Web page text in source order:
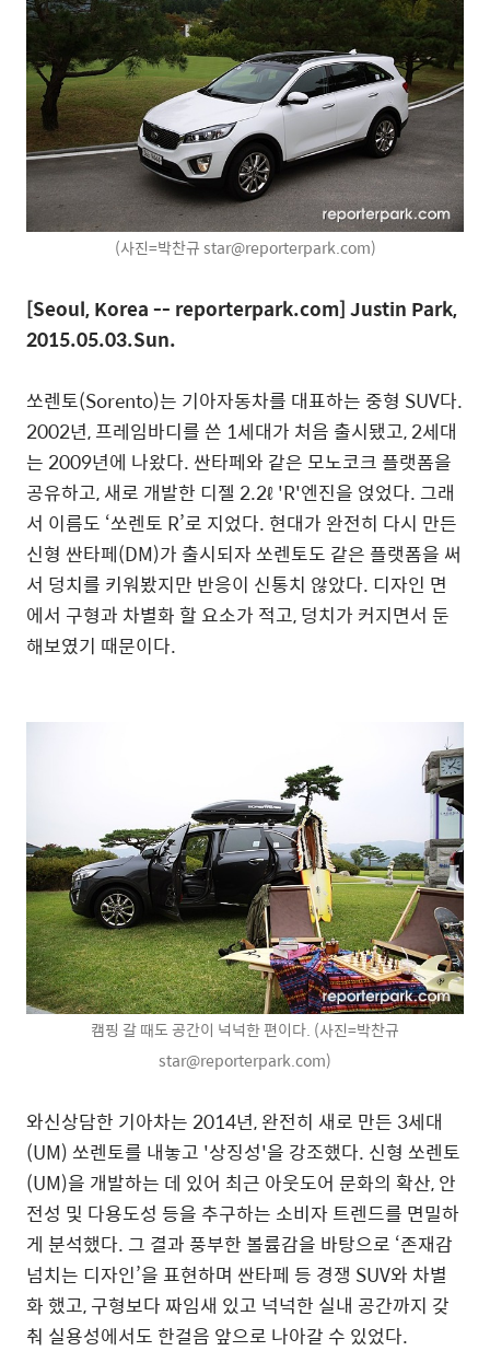
(사진=박찬규 star@reporterpark.com)
[Seoul, Korea -- reporterpark.com] Justin Park,
2015.05.03.Sun.
쏘렌토(Sorento)는 기아자동차를 대표하는 중형 SUV다.
2002년, 프레임바디를 쓴 1세대가 처음 출시됐고, 2세대
는 2009년에 나왔다. 싼타페와 같은 모노코크 플랫폼을
공유하고, 새로 개발한 디젤 2.2ℓ 'R'엔진을 얹었다. 그래
서 이름도 ‘쏘렌토 R’로 지었다. 현대가 완전히 다시 만든
신형 싼타페(DM)가 출시되자 쏘렌토도 같은 플랫폼을 써
서 덩치를 키워봤지만 반응이 신통치 않았다. 디자인 면
에서 구형과 차별화 할 요소가 적고, 덩치가 커지면서 둔
해보였기 때문이다.
캠핑 갈 때도 공간이 넉넉한 편이다. (사진=박찬규
star@reporterpark.com)
와신상담한 기아차는 2014년, 완전히 새로 만든 3세대
(UM) 쏘렌토를 내놓고 '상징성'을 강조했다. 신형 쏘렌토
(UM)을 개발하는 데 있어 최근 아웃도어 문화의 확산, 안
전성 및 다용도성 등을 추구하는 소비자 트렌드를 면밀하
게 분석했다. 그 결과 풍부한 볼륨감을 바탕으로 ‘존재감
넘치는 디자인’을 표현하며 싼타페 등 경쟁 SUV와 차별
화 했고, 구형보다 짜임새 있고 넉넉한 실내 공간까지 갖
춰 실용성에서도 한걸음 앞으로 나아갈 수 있었다.